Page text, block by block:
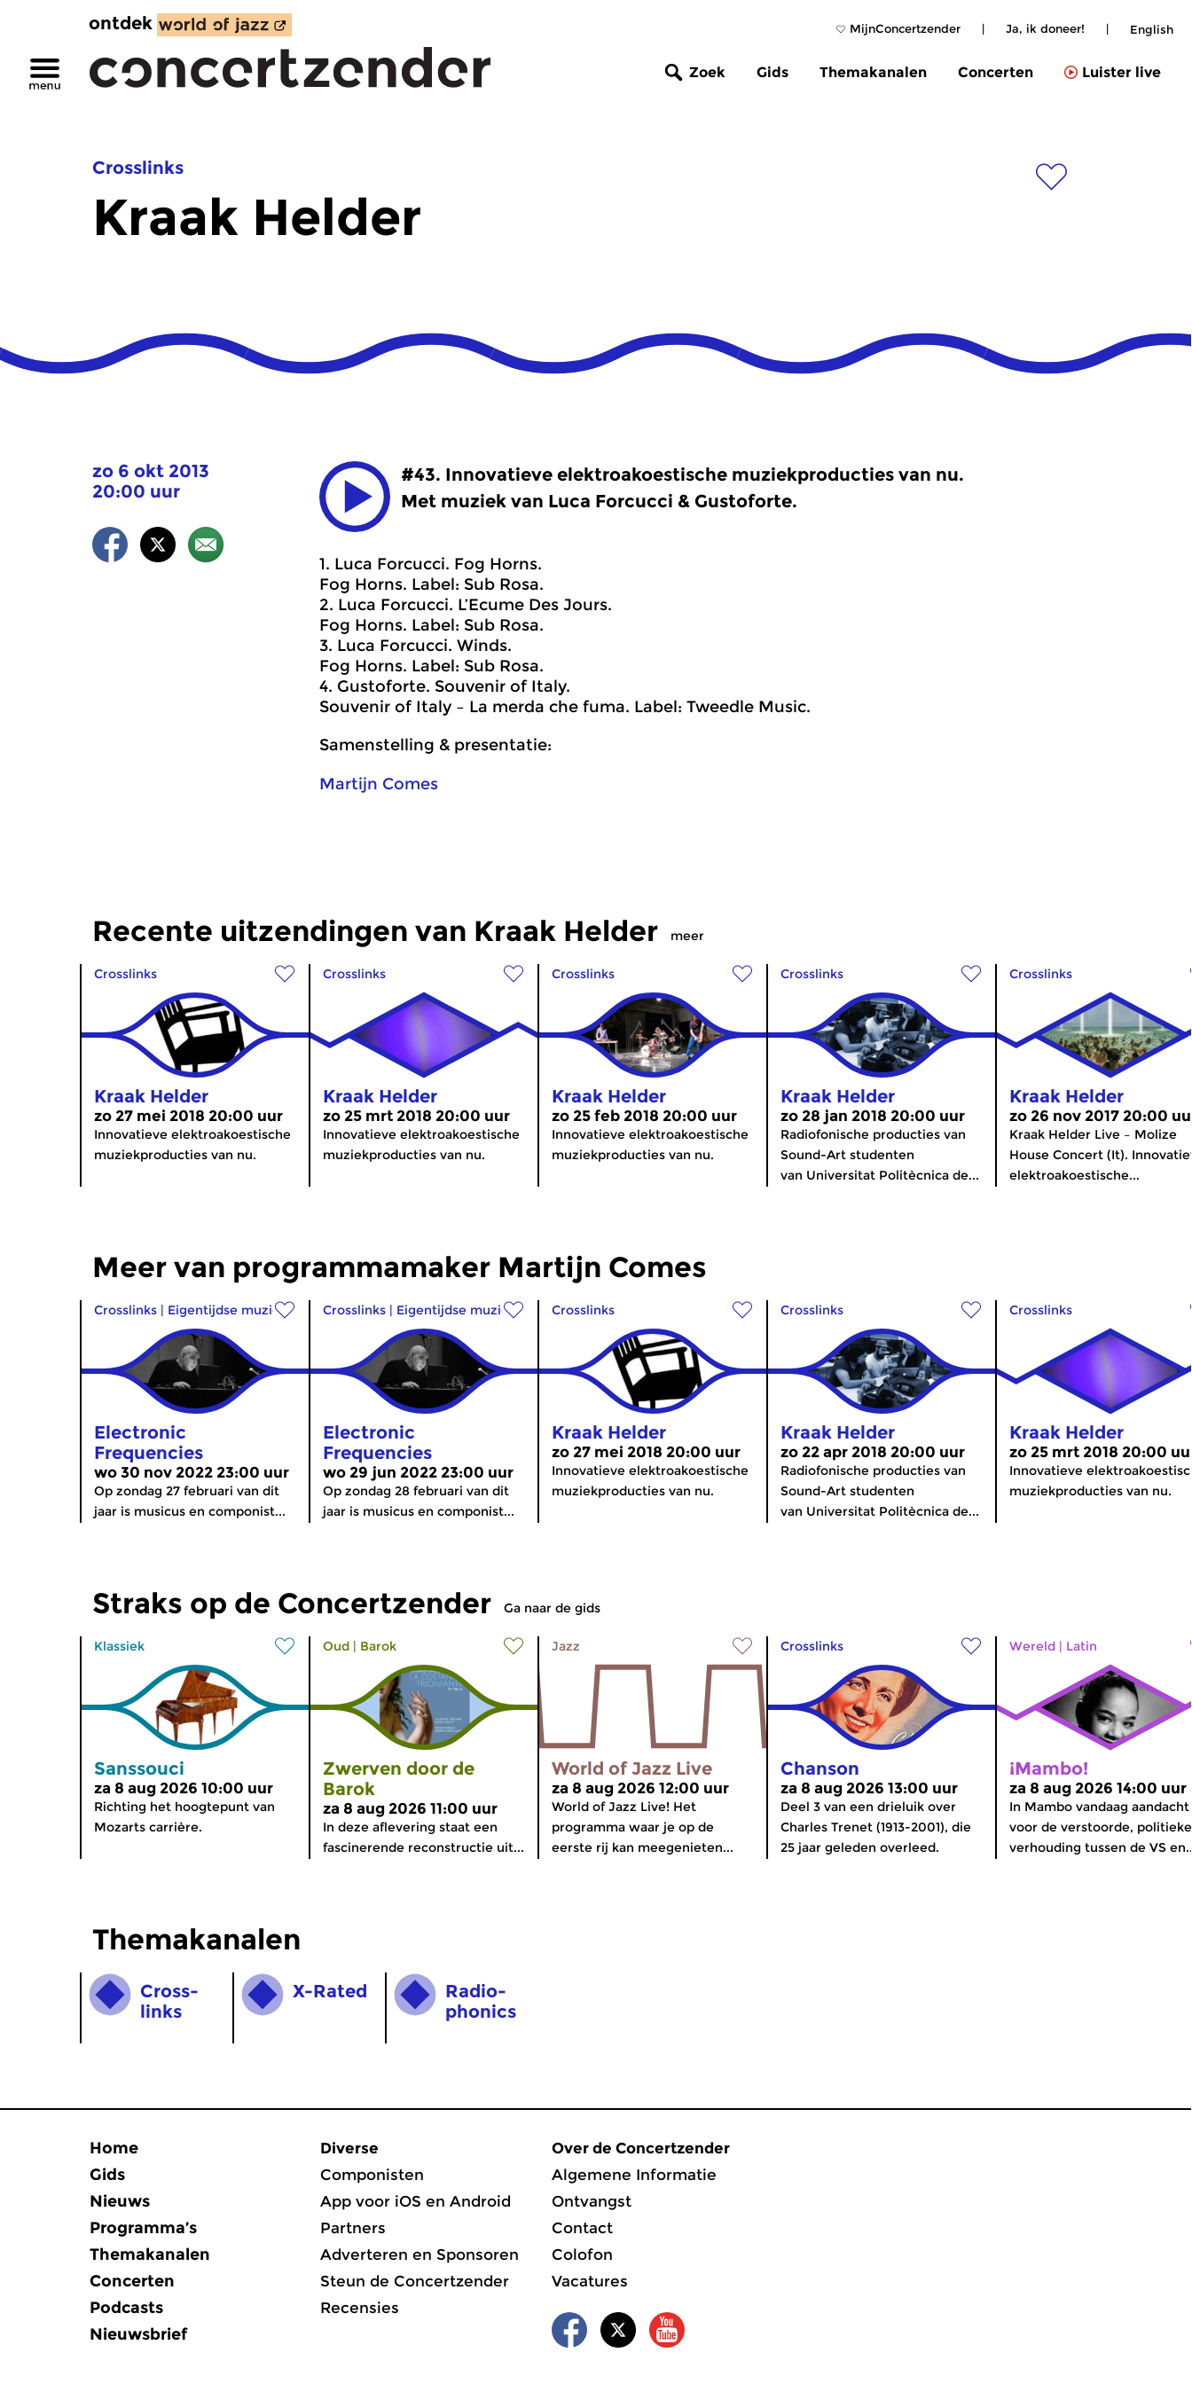
MijnConcertzender | Ja, ik doneer! | English
ontdek
Zoek Gids Themakanalen Concerten Luister live
Crosslinks
Kraak Helder
zo 6 okt 2013
20:00 uur
#43. Innovatieve elektroakoestische muziekproducties van nu.
Met muziek van Luca Forcucci & Gustoforte.
1. Luca Forcucci. Fog Horns.
Fog Horns. Label: Sub Rosa.
2. Luca Forcucci. L’Ecume Des Jours.
Fog Horns. Label: Sub Rosa.
3. Luca Forcucci. Winds.
Fog Horns. Label: Sub Rosa.
4. Gustoforte. Souvenir of Italy.
Souvenir of Italy – La merda che fuma. Label: Tweedle Music.
Samenstelling & presentatie:
Martijn Comes
Recente uitzendingen van Kraak Helder meer
Crosslinks
Kraak Helder
zo 27 mei 2018 20:00 uur
Innovatieve elektroakoestische
muziekproducties van nu.
Crosslinks
Kraak Helder
zo 25 mrt 2018 20:00 uur
Innovatieve elektroakoestische
muziekproducties van nu.
Crosslinks
Kraak Helder
zo 25 feb 2018 20:00 uur
Innovatieve elektroakoestische
muziekproducties van nu.
Crosslinks
Kraak Helder
zo 28 jan 2018 20:00 uur
Radiofonische producties van
Sound-Art studenten
van Universitat Politècnica de...
Crosslinks
Kraak Helder
zo 26 nov 2017 20:00
Kraak Helder Live – Molize
House Concert (It).
elektroakoestische...
Meer van programmamaker Martijn Comes
Crosslinks | Eigentijdse muziek
Electronic
Frequencies
wo 30 nov 2022 23:00 uur
Op zondag 27 februari van dit
jaar is musicus en componist...
Crosslinks | Eigentijdse muziek
Electronic
Frequencies
wo 29 jun 2022 23:00 uur
Op zondag 28 februari van dit
jaar is musicus en componist...
Crosslinks
Kraak Helder
zo 27 mei 2018 20:00 uur
Innovatieve elektroakoestische
muziekproducties van nu.
Crosslinks
Kraak Helder
zo 22 apr 2018 20:00 uur
Radiofonische producties van
Sound-Art studenten
van Universitat Politècnica de...
Crosslinks
Kraak Helder
zo 25 mrt 2018 20:00
Innovatieve
muziekproducties van nu.
Straks op de Concertzender Ga naar de gids
Klassiek
Sanssouci
za 8 aug 2026 10:00 uur
Richting het hoogtepunt van
Mozarts carrière.
Oud | Barok
Zwerven door de
Barok
za 8 aug 2026 11:00 uur
In deze aflevering staat een
fascinerende reconstructie uit...
Jazz
World of Jazz Live
za 8 aug 2026 12:00 uur
World of Jazz Live! Het
programma waar je op de
eerste rij kan meegenieten...
Crosslinks
Chanson
za 8 aug 2026 13:00 uur
Deel 3 van een drieluik over
Charles Trenet (1913-2001), die
25 jaar geleden overleed.
Wereld | Latin
¡Mambo!
za 8 aug 2026 14:00 uur
In Mambo vandaag aandacht
voor de verstoorde, politieke
verhouding tussen de VS
Themakanalen
Cross­
links
X-Rated
Radio­
phonics
Home
Gids
Nieuws
Programma’s
Themakanalen
Concerten
Podcasts
Nieuwsbrief
Diverse
Componisten
App voor iOS en Android
Partners
Adverteren en Sponsoren
Steun de Concertzender
Recensies
Over de Concertzender
Algemene Informatie
Ontvangst
Contact
Colofon
Vacatures